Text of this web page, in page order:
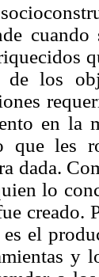
los
en la
les
dada.
lo
creado.
el
y